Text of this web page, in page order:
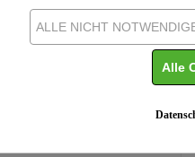
ALLE NICHT
Alle